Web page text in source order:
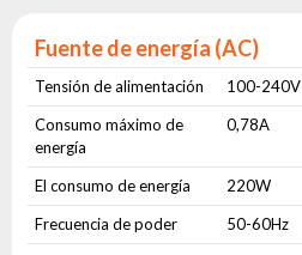
Fuente de energía (AC)
Tensión de alimentación
100-240V
Consumo máximo de
energía
0,78A
El consumo de energía
220W
Frecuencia de poder
50-60Hz